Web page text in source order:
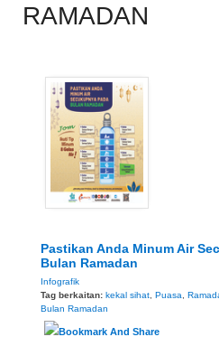
RAMADAN
Pastikan Anda Minum Air
Bulan Ramadan
Infografik
Tag berkaitan: kekal sihat, Puasa,
Bulan Ramadan